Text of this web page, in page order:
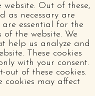
Out of these,
as necessary are
essential for the
the website. We
help us analyze and
These cookies
with your consent.
of these cookies.
cookies may affect